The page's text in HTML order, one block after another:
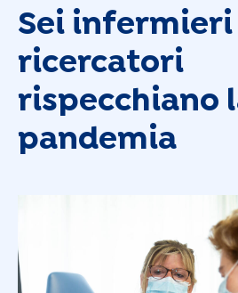
Sei infermieri
ricercatori
rispecchiano
pandemia